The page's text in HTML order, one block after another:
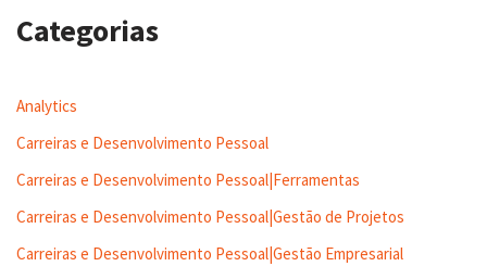
Categorias
Analytics
Carreiras e Desenvolvimento Pessoal
Carreiras e Desenvolvimento Pessoal|Ferramentas
Carreiras e Desenvolvimento Pessoal|Gestão de Projetos
Carreiras e Desenvolvimento Pessoal|Gestão Empresarial